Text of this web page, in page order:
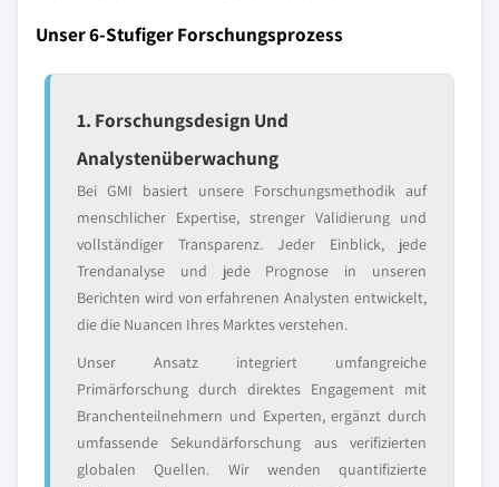
Unser 6-Stufiger Forschungsprozess
1. Forschungsdesign Und
Analystenüberwachung
Bei GMI basiert unsere Forschungsmethodik auf
menschlicher Expertise, strenger Validierung und
vollständiger Transparenz. Jeder Einblick, jede
Trendanalyse und jede Prognose in unseren
Berichten wird von erfahrenen Analysten entwickelt,
die die Nuancen Ihres Marktes verstehen.
Unser Ansatz integriert umfangreiche
Primärforschung durch direktes Engagement mit
Branchenteilnehmern und Experten, ergänzt durch
umfassende Sekundärforschung aus verifizierten
globalen Quellen. Wir wenden quantifizierte